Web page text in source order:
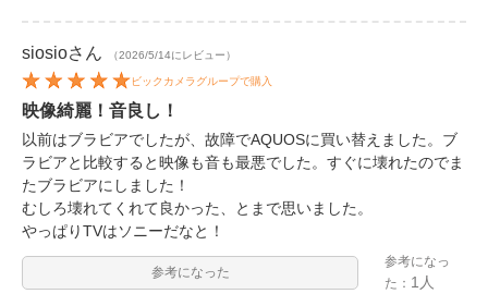
siosioさん （2026/5/14にレビュー）
ビックカメラグループで購入
映像綺麗！音良し！
以前はブラビアでしたが、故障でAQUOSに買い替えました。ブ
ラビアと比較すると映像も音も最悪でした。すぐに壊れたのでま
たブラビアにしました！
むしろ壊れてくれて良かった、とまで思いました。
やっぱりTVはソニーだなと！
参考になった
参考になっ
た： 1人